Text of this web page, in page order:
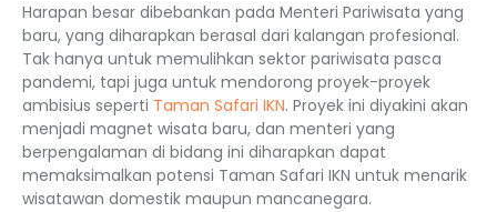
Harapan besar dibebankan pada Menteri Pariwisata yang
baru, yang diharapkan berasal dari kalangan profesional.
Tak hanya untuk memulihkan sektor pariwisata pasca
pandemi, tapi juga untuk mendorong proyek-proyek
ambisius seperti Taman Safari IKN. Proyek ini diyakini akan
menjadi magnet wisata baru, dan menteri yang
berpengalaman di bidang ini diharapkan dapat
memaksimalkan potensi Taman Safari IKN untuk menarik
wisatawan domestik maupun mancanegara.